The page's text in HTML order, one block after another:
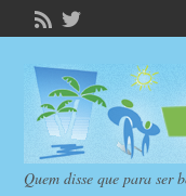
Quem disse que para ser